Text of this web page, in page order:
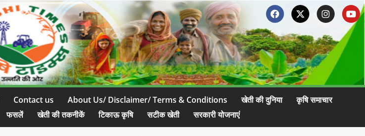
Contact us About Us/ Disclaimer/ Terms & Conditions खेती की दुनिया
कृषि समाचार
फसलें खेती की तकनीकें टिकाऊ कृषि सटीक खेती सरकारी योजनाएं